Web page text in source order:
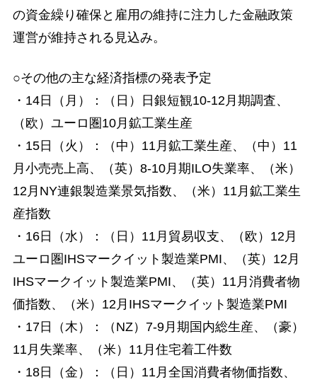
の資金繰り確保と雇用の維持に注力した金融政策
運営が維持される見込み。
○その他の主な経済指標の発表予定
・14日（月）：（日）日銀短観10-12月期調査、
（欧）ユーロ圏10月鉱工業生産
・15日（火）：（中）11月鉱工業生産、（中）11
月小売売上高、（英）8-10月期ILO失業率、（米）
12月NY連銀製造業景気指数、（米）11月鉱工業生
産指数
・16日（水）：（日）11月貿易収支、（欧）12月
ユーロ圏IHSマークイット製造業PMI、（英）12月
IHSマークイット製造業PMI、（英）11月消費者物
価指数、（米）12月IHSマークイット製造業PMI
・17日（木）：（NZ）7-9月期国内総生産、（豪）
11月失業率、（米）11月住宅着工件数
・18日（金）：（日）11月全国消費者物価指数、